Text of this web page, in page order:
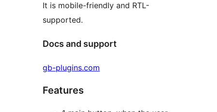
It is mobile-friendly and RTL-
supported.
Docs and support
gb-plugins.com
Features